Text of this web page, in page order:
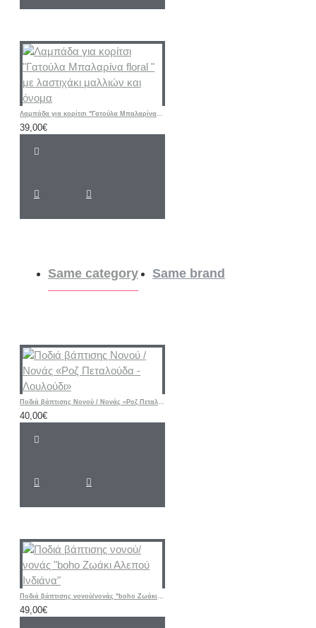
Λαμπάδα για κορίτσι "Γατούλα Μπαλαρίνα floral " με λαστιχάκι μαλλιών και όνομα
39,00€
Same category Same brand
Ποδιά βάπτισης Νονού / Νονάς «Ροζ Πεταλούδα - Λουλούδι»
40,00€
Ποδιά βάπτισης νονού/νονάς "boho Ζωάκι Αλεπού Ινδιάνα"
49,00€